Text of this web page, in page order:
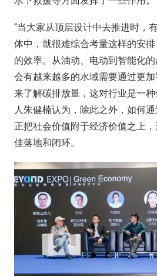
“当大家从顶层设计中去推进时，
体中，就很难综合考量这样的安
的效率。从油动、电动到智能化的
会有越来越多的水域需要通过更
来了解碳排放量，这对行业是一
人朱健楠认为，除此之外，如何
正把社会价值附于经济价值之上
佳落地和闭环。